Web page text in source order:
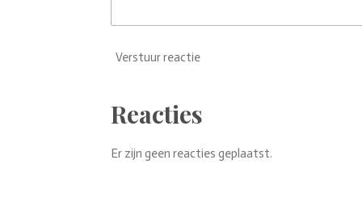
Verstuur reactie
Reacties
Er zijn geen reacties geplaatst.